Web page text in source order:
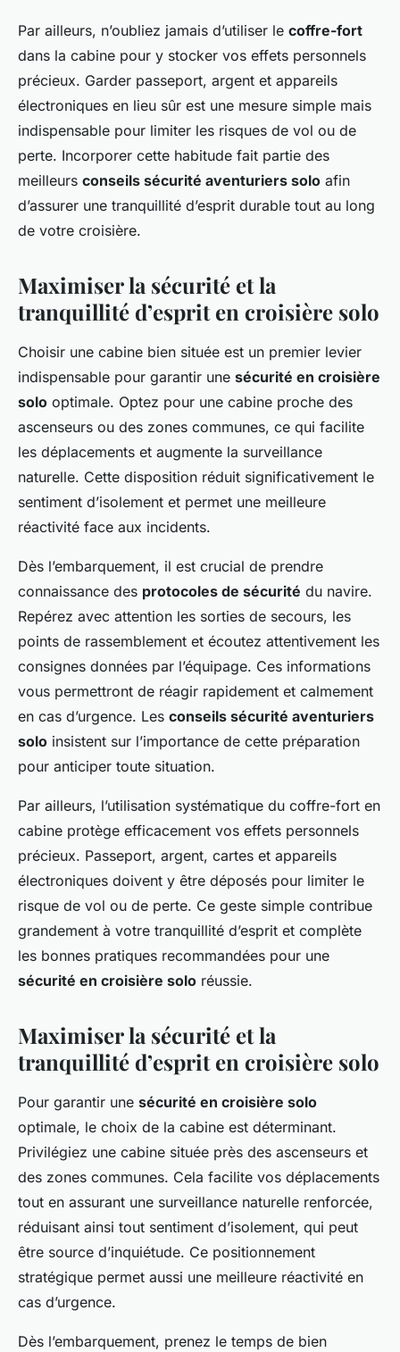
Par ailleurs, n’oubliez jamais d’utiliser le coffre-fort
dans la cabine pour y stocker vos effets personnels
précieux. Garder passeport, argent et appareils
électroniques en lieu sûr est une mesure simple mais
indispensable pour limiter les risques de vol ou de
perte. Incorporer cette habitude fait partie des
meilleurs conseils sécurité aventuriers solo afin
d’assurer une tranquillité d’esprit durable tout au long
de votre croisière.
Maximiser la sécurité et la
tranquillité d’esprit en croisière solo
Choisir une cabine bien située est un premier levier
indispensable pour garantir une sécurité en croisière
solo optimale. Optez pour une cabine proche des
ascenseurs ou des zones communes, ce qui facilite
les déplacements et augmente la surveillance
naturelle. Cette disposition réduit significativement le
sentiment d’isolement et permet une meilleure
réactivité face aux incidents.
Dès l’embarquement, il est crucial de prendre
connaissance des protocoles de sécurité du navire.
Repérez avec attention les sorties de secours, les
points de rassemblement et écoutez attentivement les
consignes données par l’équipage. Ces informations
vous permettront de réagir rapidement et calmement
en cas d’urgence. Les conseils sécurité aventuriers
solo insistent sur l’importance de cette préparation
pour anticiper toute situation.
Par ailleurs, l’utilisation systématique du coffre-fort en
cabine protège efficacement vos effets personnels
précieux. Passeport, argent, cartes et appareils
électroniques doivent y être déposés pour limiter le
risque de vol ou de perte. Ce geste simple contribue
grandement à votre tranquillité d’esprit et complète
les bonnes pratiques recommandées pour une
sécurité en croisière solo réussie.
Maximiser la sécurité et la
tranquillité d’esprit en croisière solo
Pour garantir une sécurité en croisière solo
optimale, le choix de la cabine est déterminant.
Privilégiez une cabine située près des ascenseurs et
des zones communes. Cela facilite vos déplacements
tout en assurant une surveillance naturelle renforcée,
réduisant ainsi tout sentiment d’isolement, qui peut
être source d’inquiétude. Ce positionnement
stratégique permet aussi une meilleure réactivité en
cas d’urgence.
Dès l’embarquement, prenez le temps de bien